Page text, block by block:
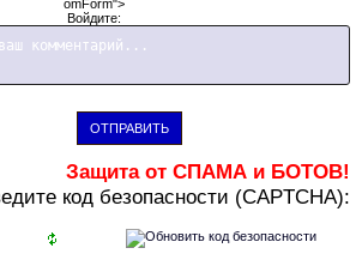
omForm">
Войдите:
ОТПРАВИТЬ
Защита от СПАМА и БОТОВ!
код безопасности (CAPTCHA):